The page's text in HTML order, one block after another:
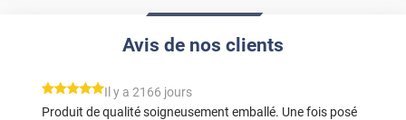
Avis de nos clients
*****
Il y a 2166 jours
Produit de qualité soigneusement emballé. Une fois posé